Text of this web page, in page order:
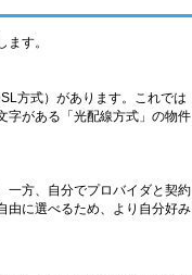
ます。
方式）があります。これでは
字がある「光配線方式」の物件
一方、自分でプロバイダと契約
由に選べるため、より自分好み